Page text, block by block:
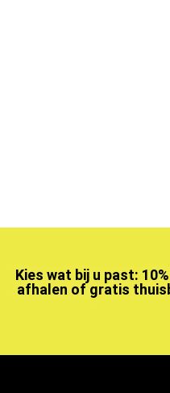
Kies wat bij u past:
afhalen of gratis